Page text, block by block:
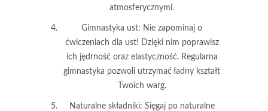
atmosferycznymi.
Gimnastyka ust: Nie zapominaj o
ćwiczeniach dla ust! Dzięki nim poprawisz
ich jędrność oraz elastyczność. Regularna
gimnastyka pozwoli utrzymać ładny kształt
Twoich warg.
Naturalne składniki: Sięgaj po naturalne